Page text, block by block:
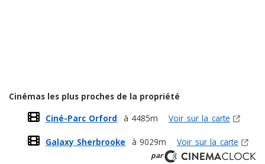
Cinémas les plus proches de la propriété
Ciné-Parc Orford
à 4485m Voir sur la carte
Galaxy Sherbrooke à 9029m Voir sur la carte
par